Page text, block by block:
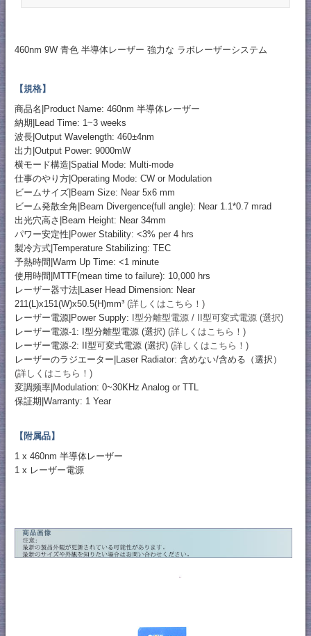
460nm 9W 青色 半導体レーザー 強力な ラボレーザーシステム
【規格】
商品名|Product Name: 460nm 半導体レーザー
納期|Lead Time: 1~3 weeks
波長|Output Wavelength: 460±4nm
出力|Output Power: 9000mW
横モード構造|Spatial Mode: Multi-mode
仕事のやり方|Operating Mode: CW or Modulation
ビームサイズ|Beam Size: Near 5x6 mm
ビーム発散全角|Beam Divergence(full angle): Near 1.1*0.7 mrad
出光穴高さ|Beam Height: Near 34mm
パワー安定性|Power Stability: <3% per 4 hrs
製冷方式|Temperature Stabilizing: TEC
予熱時間|Warm Up Time: <1 minute
使用時間|MTTF(mean time to failure): 10,000 hrs
レーザー器寸法|Laser Head Dimension: Near
211(L)x151(W)x50.5(H)mm³ (詳しくはこちら！)
レーザー電源|Power Supply: I型分離型電源 / II型可変式電源 (選択)
レーザー電源-1: I型分離型電源 (選択) (詳しくはこちら！)
レーザー電源-2: II型可変式電源 (選択) (詳しくはこちら！)
レーザーのラジエーター|Laser Radiator: 含めない/含める（選択）
(詳しくはこちら！)
変調频率|Modulation: 0~30KHz Analog or TTL
保証期|Warranty: 1 Year
【附属品】
1 x 460nm 半導体レーザー
1 x レーザー電源